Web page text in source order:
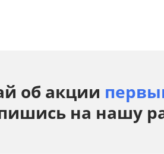
об акции
на нашу